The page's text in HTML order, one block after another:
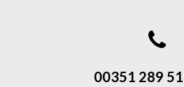
00351 289